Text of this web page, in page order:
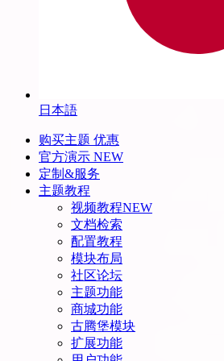
日本語
购买主题 优惠
官方演示 NEW
定制&服务
主题教程
视频教程NEW
文档检索
配置教程
模块布局
社区论坛
主题功能
商城功能
古腾堡模块
扩展功能